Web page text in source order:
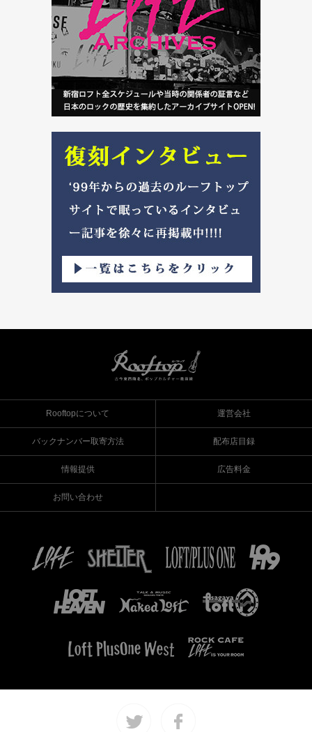
Rooftopについて 運営会社
バックナンバー取寄方法 配布店目録
情報提供 広告料金
お問い合わせ